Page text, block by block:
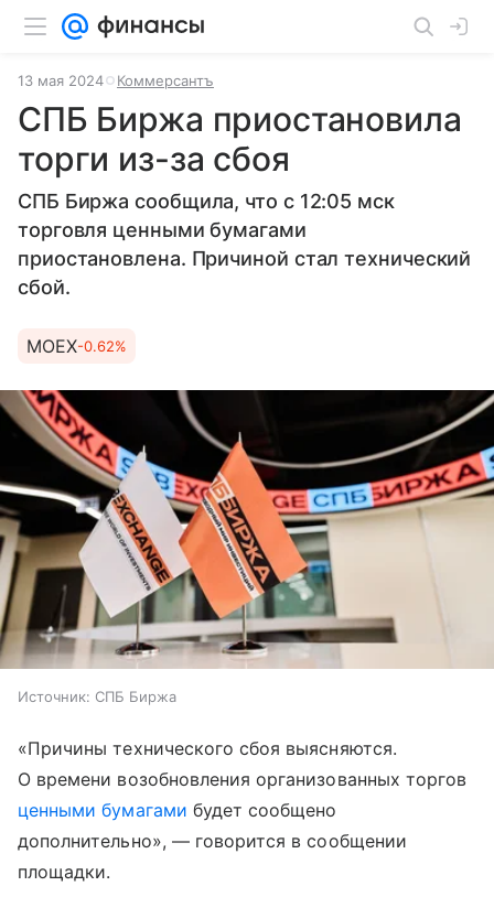
13 мая 2024 Коммерсантъ
СПБ Биржа приостановила
торги из-за сбоя
СПБ Биржа сообщила, что с 12:05 мск
торговля ценными бумагами
приостановлена. Причиной стал технический
сбой.
MOEX-0.62%
Источник: СПБ Биржа
«Причины технического сбоя выясняются.
О времени возобновления организованных торгов
ценными бумагами будет сообщено
дополнительно», — говорится в сообщении
площадки.